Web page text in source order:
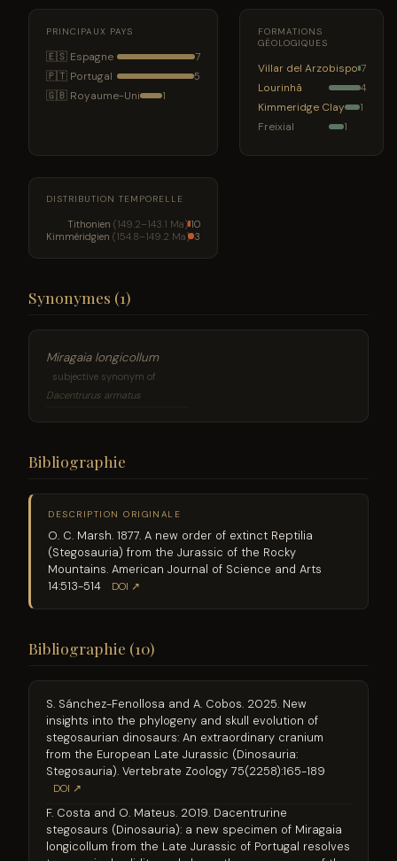
PRINCIPAUX PAYS
🇪🇸 Espagne 7
🇵🇹 Portugal 5
🇬🇧 Royaume-Uni 1
FORMATIONS
GÉOLOGIQUES
Villar del Arzobispo 7
Lourinhã 4
Kimmeridge Clay 1
Freixial 1
DISTRIBUTION TEMPORELLE
Tithonien (149.2–143.1 Ma) 10
Kimméridgien (154.8–149.2 Ma) 3
Synonymes (1)
Miragaia longicollum
subjective synonym of
Dacentrurus armatus
Bibliographie
DESCRIPTION ORIGINALE
O. C. Marsh. 1877. A new order of extinct Reptilia
(Stegosauria) from the Jurassic of the Rocky
Mountains. American Journal of Science and Arts
14:513-514
DOI ↗
Bibliographie (10)
S. Sánchez-Fenollosa and A. Cobos. 2025. New
insights into the phylogeny and skull evolution of
stegosaurian dinosaurs: An extraordinary cranium
from the European Late Jurassic (Dinosauria:
Stegosauria). Vertebrate Zoology 75(2258):165-189
DOI ↗
F. Costa and O. Mateus. 2019. Dacentrurine
stegosaurs (Dinosauria): a new specimen of Miragaia
longicollum from the Late Jurassic of Portugal resolves